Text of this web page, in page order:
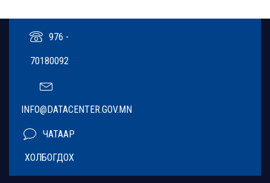
976 -
70180092
INFO@DATACENTER.GOV.MN
ЧАТААР
ХОЛБОГДОХ